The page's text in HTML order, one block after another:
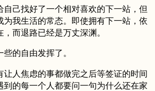
自己找好了一个相对喜欢的下一站，但
为我生活的常态。即使拥有下一站，依
而退路已经是万丈深渊。
的自由发挥了。
让人焦虑的事都做完之后等签证的时间
到的每一个人都要问一句为什么还在家